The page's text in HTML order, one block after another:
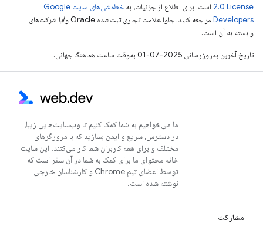
2.0 License است. برای اطلاع از جزئیات، به
خطمشی‌های سایت Google
Developers‏
مراجعه کنید. جاوا علامت تجاری ثبت‌شده Oracle و/یا شرکت‌های
وابسته به آن است.
تاریخ آخرین به‌روزرسانی 2025-07-01 به‌وقت ساعت هماهنگ جهانی.
ما می‌خواهیم به شما کمک کنیم تا وب‌سایت‌هایی زیبا،
در دسترس، سریع و ایمن بسازید که با مرورگرهای
مختلف و برای همه کاربران شما کار می‌کنند. این سایت
خانه محتوای ما برای کمک به شما در آن سفر است که
توسط اعضای تیم Chrome و کارشناسان خارجی
نوشته شده است.
مشارکت